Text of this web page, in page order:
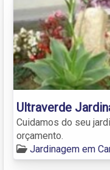
Ultraverde
Cuidamos do seu
orçamento.
Jardinagem em